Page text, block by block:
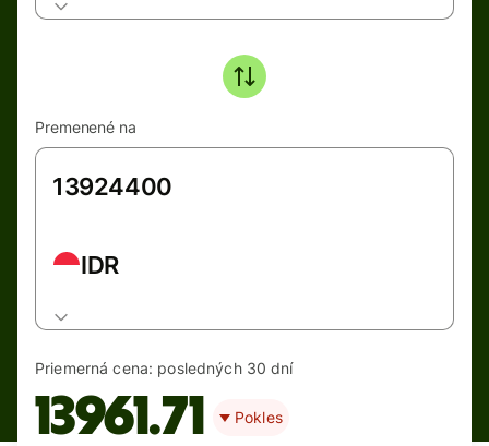
Premenené na
IDR
Priemerná cena: posledných 30 dní
13961.71 Pokles